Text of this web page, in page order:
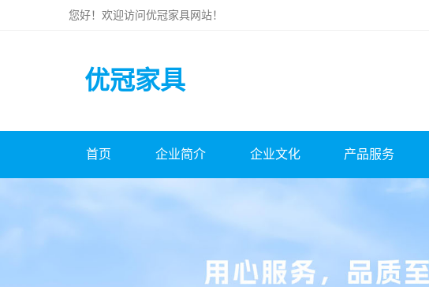
您好！欢迎访问优冠家具网站！
优冠家具
首页 企业简介 企业文化 产品服务